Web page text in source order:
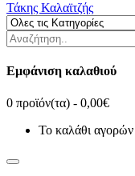
Τάκης Καλαϊτζής
Εμφάνιση καλαθιού
0 προϊόν(τα) - 0,00€
Το καλάθι αγορών